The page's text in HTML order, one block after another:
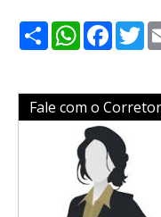
ShareWhatsApp
Fale com o Corretor